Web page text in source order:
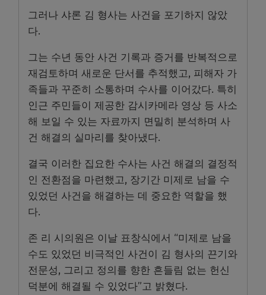
그러나 샤론 김 형사는 사건을 포기하지 않았
다.
그는 수년 동안 사건 기록과 증거를 반복적으로
재검토하며 새로운 단서를 추적했고, 피해자 가
족들과 꾸준히 소통하며 수사를 이어갔다. 특히
인근 주민들이 제공한 감시카메라 영상 등 사소
해 보일 수 있는 자료까지 면밀히 분석하며 사
건 해결의 실마리를 찾아냈다.
결국 이러한 집요한 수사는 사건 해결의 결정적
인 전환점을 마련했고, 장기간 미제로 남을 수
있었던 사건을 해결하는 데 중요한 역할을 했
다.
존 리 시의원은 이날 표창식에서 “미제로 남을
수도 있었던 비극적인 사건이 김 형사의 끈기와
전문성, 그리고 정의를 향한 흔들림 없는 헌신
덕분에 해결될 수 있었다”고 밝혔다.